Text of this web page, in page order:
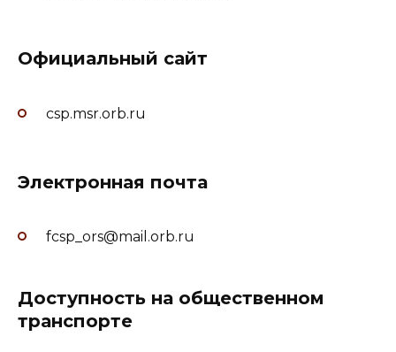
Официальный сайт
csp.msr.orb.ru
Электронная почта
fcsp_ors@mail.orb.ru
Доступность на общественном
транспорте